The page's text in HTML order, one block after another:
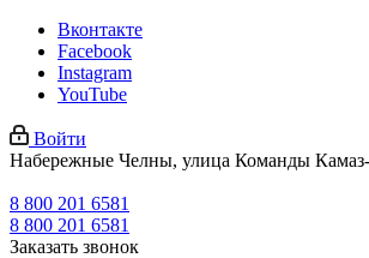
Вконтакте
Facebook
Instagram
YouTube
Войти
Набережные Челны, улица Команды Камаз-
8 800 201 6581
8 800 201 6581
Заказать звонок